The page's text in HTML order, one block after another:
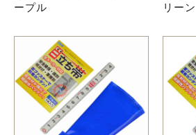
ープル
リーン